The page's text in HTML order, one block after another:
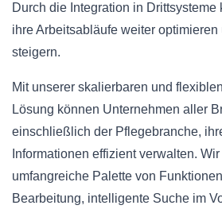
Durch die Integration in Drittsysteme
ihre Arbeitsabläufe weiter
steigern.
Mit unserer skalierbaren und
Lösung können Unternehmen aller
einschließlich der Pflegebranche,
Informationen effizient verwalten.
umfangreiche Palette von
Bearbeitung, intelligente Suche im